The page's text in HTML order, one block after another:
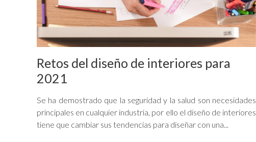
Retos del diseño de interiores para
2021
Se ha demostrado que la seguridad y la salud son necesidades
principales en cualquier industria, por ello el diseño de interiores
tiene que cambiar sus tendencias para diseñar con una...